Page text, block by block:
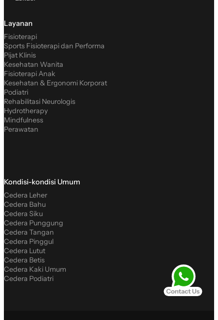
Layanan
Fisioterapi
Sports Fisioterapi dan Performa
Pijat Klinis
Kesehatan Wanita
Fisioterapi Anak
Kesehatan & Ergonomi Korporat
Podiatri
Rehabilitasi Neurologis
Hydrotherapy
Mindfulness
Perawatan
Kondisi-kondisi Umum
Cedera Leher
Cedera Bahu
Cedera Siku
Cedera Punggung
Cedera Tangan
Cedera Pinggul
Cedera Lutut
Cedera Betis
Cedera Kaki Umum
Cedera Podiatri